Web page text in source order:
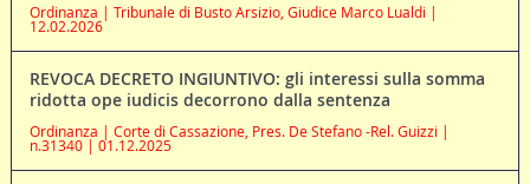
Ordinanza | Tribunale di Busto Arsizio, Giudice Marco Lualdi |
12.02.2026
REVOCA DECRETO INGIUNTIVO: gli interessi sulla somma
ridotta ope iudicis decorrono dalla sentenza
Ordinanza | Corte di Cassazione, Pres. De Stefano -Rel. Guizzi |
n.31340 | 01.12.2025